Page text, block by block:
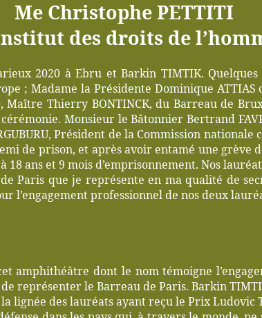
Me Christophe PETTITI
des droits de
2020 à Ebru et Barkin TIMTIK.
; Madame la Présidente Dominique
Thierry BONTINCK, du Barreau de
Monsieur le Bâtonnier Bertrand
Président de la Commission
de prison, et après avoir entamé une
ans et 9 mois d’emprisonnement. Nos
Paris que je représente en ma qualité de
l’engagement professionnel de nos deux
amphithéâtre dont le nom témoigne
représenter le Barreau de Paris. Barkin
lignée des lauréats ayant reçu le Prix